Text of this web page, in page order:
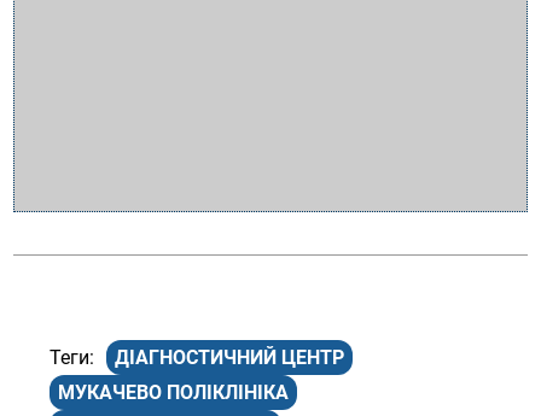
ДІАГНОСТИЧНИЙ ЦЕНТР
МУКАЧЕВО ПОЛІКЛІНІКА